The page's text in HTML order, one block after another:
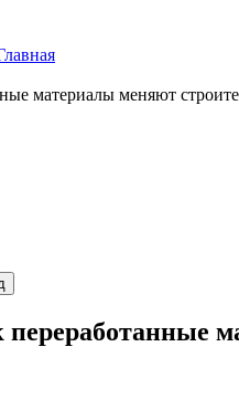
материалы меняют